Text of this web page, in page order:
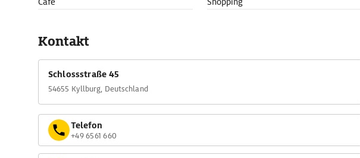
Kontakt
Schlossstraße 45
54655 Kyllburg, Deutschland
Telefon
+49 6561 660